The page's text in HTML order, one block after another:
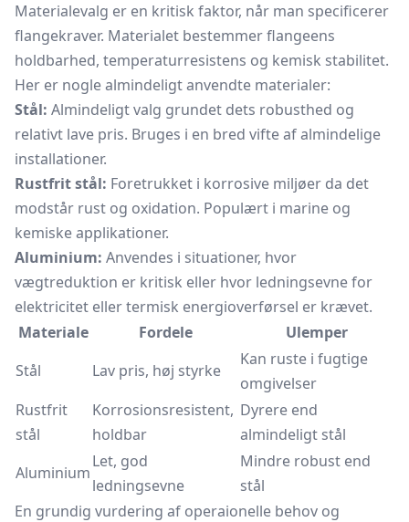
Materialevalg er en kritisk faktor, når man specificerer
flangekraver. Materialet bestemmer flangeens
holdbarhed, temperaturresistens og kemisk stabilitet.
Her er nogle almindeligt anvendte materialer:
Stål: Almindeligt valg grundet dets robusthed og
relativt lave pris. Bruges i en bred vifte af almindelige
installationer.
Rustfrit stål: Foretrukket i korrosive miljøer da det
modstår rust og oxidation. Populært i marine og
kemiske applikationer.
Aluminium: Anvendes i situationer, hvor
vægtreduktion er kritisk eller hvor ledningsevne for
elektricitet eller termisk energioverførsel er krævet.
Materiale
Fordele
Ulemper
Stål
Lav pris, høj styrke
Kan ruste i fugtige
omgivelser
Rustfrit
stål
Korrosionsresistent,
holdbar
Dyrere end
almindeligt stål
Aluminium
Let, god
ledningsevne
Mindre robust end
stål
En grundig vurdering af operaionelle behov og